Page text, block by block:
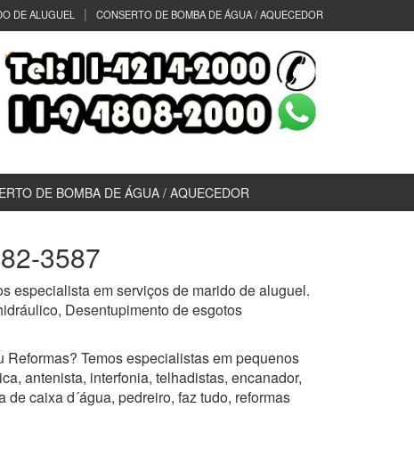
DE ALUGUEL CONSERTO DE BOMBA DE ÁGUA / AQUECEDOR
DE BOMBA DE ÁGUA / AQUECEDOR
3587
especialista em serviços de marido de aluguel.
Desentupimento de esgotos
Reformas? Temos especialistas em pequenos
antenista, interfonia, telhadistas, encanador,
caixa d´água, pedreiro, faz tudo, reformas